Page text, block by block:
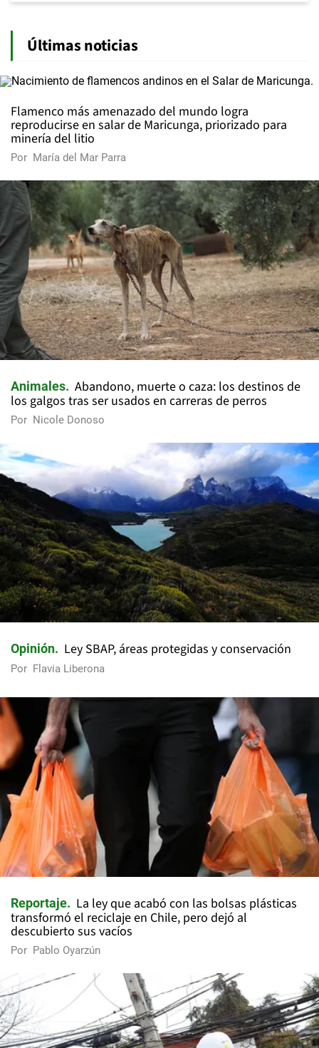
Últimas noticias
Flamenco más amenazado del mundo logra
reproducirse en salar de Maricunga, priorizado para
minería del litio
Por María del Mar Parra
Animales
Abandono, muerte o caza: los destinos de
los galgos tras ser usados en carreras de perros
Por Nicole Donoso
Opinión Ley SBAP, áreas protegidas y conservación
Por Flavia Liberona
Reportaje
La ley que acabó con las bolsas plásticas
transformó el reciclaje en Chile, pero dejó al
descubierto sus vacíos
Por Pablo Oyarzún